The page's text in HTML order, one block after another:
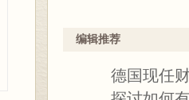
编辑推荐
德国现任财